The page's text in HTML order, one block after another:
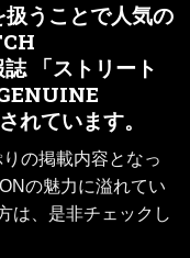
うことで人気の
「ストリート
れています。
の掲載内容となっ
の魅力に溢れてい
は、是非チェックし